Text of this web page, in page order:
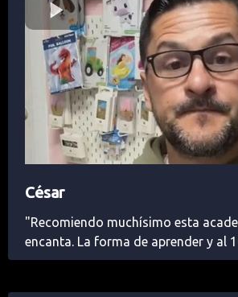
César
"Recomiendo muchísimo esta
encanta. La forma de aprender y al